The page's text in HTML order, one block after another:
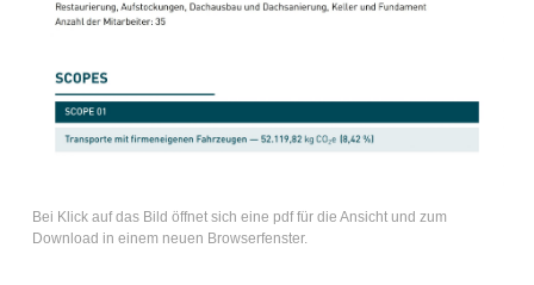
Bei Klick auf das Bild öffnet sich eine pdf für die Ansicht und zum
Download in einem neuen Browserfenster.